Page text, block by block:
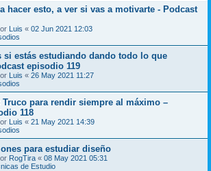
hacer esto, a ver si vas a motivarte - Podcast
Luis « 02 Jun 2021 12:03
si estás estudiando dando todo lo que
episodio 119
Luis « 26 May 2021 11:27
para rendir siempre al máximo –
118
Luis « 21 May 2021 14:39
para estudiar diseño
RogTira « 08 May 2021 05:31
de Estudio